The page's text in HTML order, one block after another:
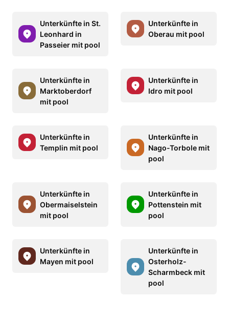
Unterkünfte in St.
Leonhard in
Passeier mit pool
Unterkünfte in
Oberau mit pool
Unterkünfte in
Marktoberdorf
mit pool
Unterkünfte in
Idro mit pool
Unterkünfte in
Templin mit pool
Unterkünfte in
Nago-Torbole mit
pool
Unterkünfte in
Obermaiselstein
mit pool
Unterkünfte in
Pottenstein mit
pool
Unterkünfte in
Mayen mit pool
Unterkünfte in
Osterholz-
Scharmbeck mit
pool